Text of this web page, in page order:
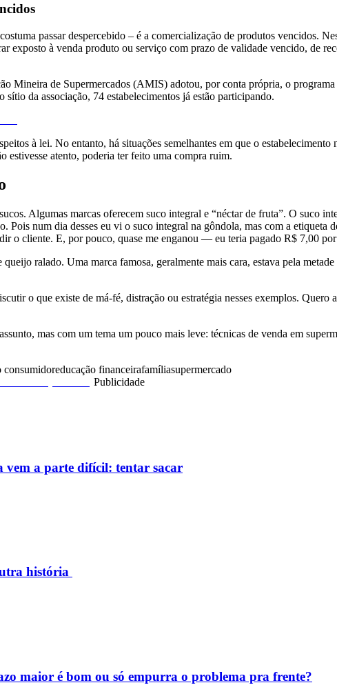
passar despercebido – é a comercialização de produtos vencidos.
exposto à venda produto ou serviço com prazo de validade vencido, de
Mineira de Supermercados (AMIS) adotou, por conta própria, o
sítio da associação, 74 estabelecimentos já estão participando.
à lei. No entanto, há situações semelhantes em que o
estivesse atento, poderia ter feito uma compra ruim.
Algumas marcas oferecem suco integral e “néctar de fruta”. O suco
num dia desses eu vi o suco integral na gôndola, mas com a etiqueta
o cliente. E, por pouco, quase me enganou — eu teria pagado R$ 7,00
ralado. Uma marca famosa, geralmente mais cara, estava pela
o que existe de má-fé, distração ou estratégia nesses exemplos.
mas com um tema um pouco mais leve: técnicas de venda em
consumidoreducação financeirafamíliasupermercado
Publicidade
vem a parte difícil: tentar sacar
história
maior é bom ou só empurra o problema pra frente?